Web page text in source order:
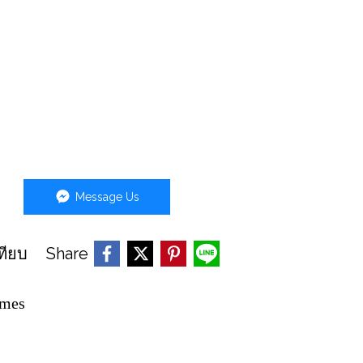
Message Us
ยบ Share